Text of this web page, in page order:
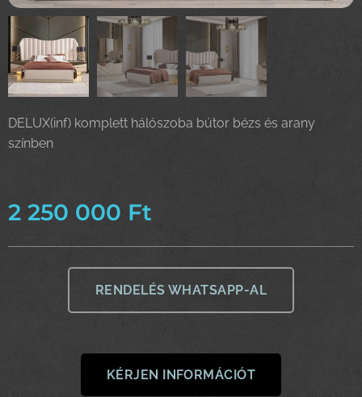
DELUX(inf) komplett hálószoba bútor bézs és arany
színben
2 250 000 Ft
RENDELÉS WHATSAPP-AL
KÉRJEN INFORMÁCIÓT